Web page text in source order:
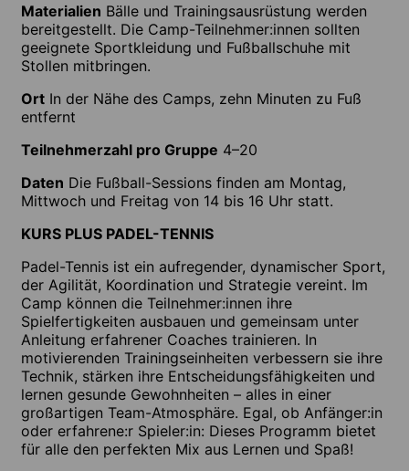
Materialien Bälle und Trainingsausrüstung werden
bereitgestellt. Die Camp-Teilnehmer:innen sollten
geeignete Sportkleidung und Fußballschuhe mit
Stollen mitbringen.
Ort In der Nähe des Camps, zehn Minuten zu Fuß
entfernt
Teilnehmerzahl pro Gruppe 4–20
Daten Die Fußball-Sessions finden am Montag,
Mittwoch und Freitag von 14 bis 16 Uhr statt.
KURS PLUS PADEL-TENNIS
Padel-Tennis ist ein aufregender, dynamischer Sport,
der Agilität, Koordination und Strategie vereint. Im
Camp können die Teilnehmer:innen ihre
Spielfertigkeiten ausbauen und gemeinsam unter
Anleitung erfahrener Coaches trainieren. In
motivierenden Trainingseinheiten verbessern sie ihre
Technik, stärken ihre Entscheidungsfähigkeiten und
lernen gesunde Gewohnheiten – alles in einer
großartigen Team-Atmosphäre. Egal, ob Anfänger:in
oder erfahrene:r Spieler:in: Dieses Programm bietet
für alle den perfekten Mix aus Lernen und Spaß!